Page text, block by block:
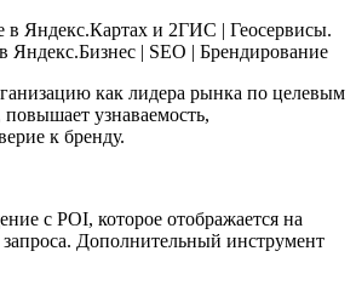
как лидера рынка по целевым
узнаваемость,
к бренду.
с POI, которое отображается на
запроса. Дополнительный инструмент